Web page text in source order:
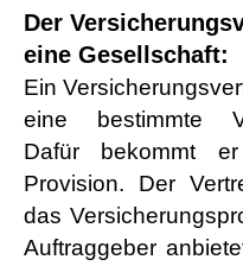
Der
eine Gesellschaft:
Ein
eine bestimmte
Dafür bekommt
Provision. Der
das
Auftraggeber